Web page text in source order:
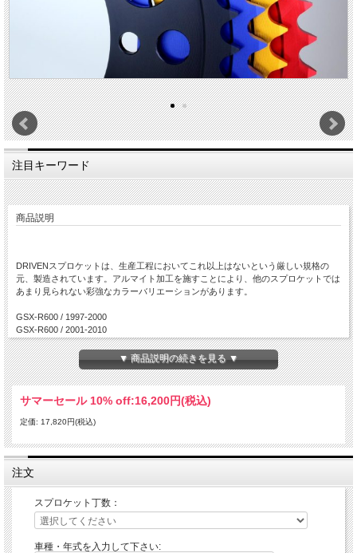
注目キーワード
商品説明
DRIVENスプロケットは、生産工程においてこれ以上はないという厳しい規格の
元、製造されています。アルマイト加工を施すことにより、他のスプロケットでは
あまり見られない彩強なカラーバリエーションがあります。
GSX-R600 / 1997-2000
GSX-R600 / 2001-2010
GSX-R600 / 2011-2014
DL 650 / 2004-2011
SV 650 / 1999-2009
SV 650 (ABS Model) / 2007-2009
GSX-R750 / 1998-1999
GSX-R750 / 2000-2008
DL 1000(V Strom) / 2002-2010に適合します。
▼ 商品説明の続きを見る ▼
サマーセール 10% off:16,200円(税込)
定価: 17,820円(税込)
注文
スプロケット丁数：
車種・年式を入力して下さい: